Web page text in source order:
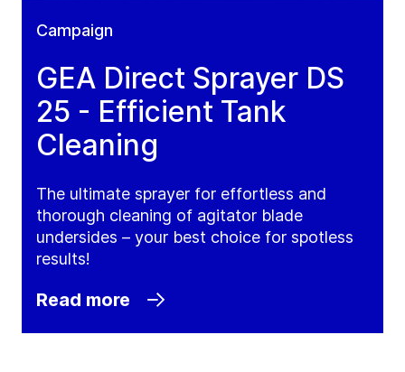
Campaign
GEA Direct Sprayer DS
25 - Efficient Tank
Cleaning
The ultimate sprayer for effortless and
thorough cleaning of agitator blade
undersides – your best choice for spotless
results!
Read more